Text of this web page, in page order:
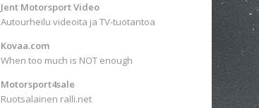
Jent Motorsport Video
Autourheilu videoita ja TV-tuotantoa
Kovaa.com
When too much is NOT enough
Motorsport4sale
Ruotsalainen ralli.net